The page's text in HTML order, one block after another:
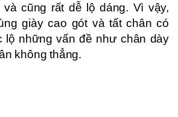
cũng rất dễ lộ dáng. Vì vậy,
giày cao gót và tất chân có
lộ những vấn đề như chân dày
không thẳng.